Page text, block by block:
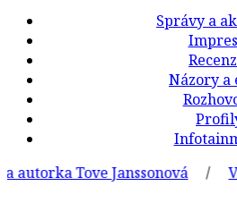
Správy a
Názory a
Tove Janssonová/ Vo